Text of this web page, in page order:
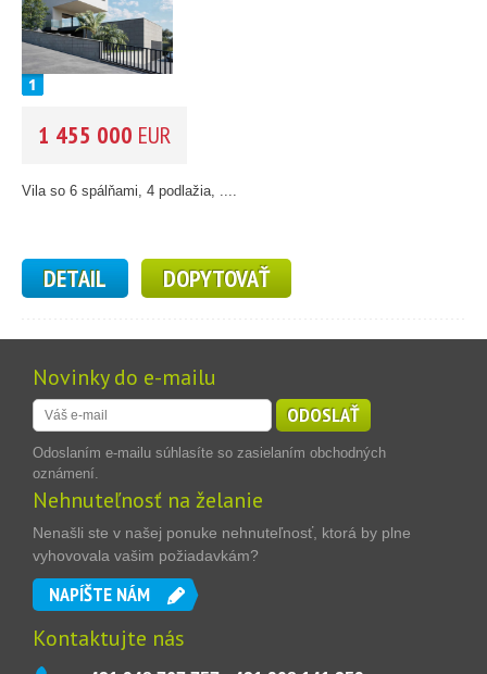
1 455 000 EUR
Vila so 6 spálňami, 4 podlažia, ....
DETAIL DOPYTOVAŤ
Novinky do e-mailu
ODOSLAŤ
Odoslaním e-mailu súhlasíte so zasielaním obchodných
oznámení.
Nehnuteľnosť na želanie
Nenašli ste v našej ponuke nehnuteľnosť, ktorá by plne
vyhovovala vašim požiadavkám?
NAPÍŠTE NÁM
Kontaktujte nás